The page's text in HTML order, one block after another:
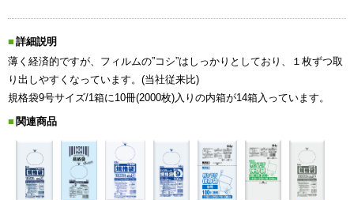
詳細説明
薄く経済的ですが、フィルムの”コシ”はしっかりとしており、１枚ずつ取
り出しやすくなっています。(当社従来比)
規格袋9号サイズ/1箱に10冊(2000枚)入りの内箱が14箱入っています。
関連商品